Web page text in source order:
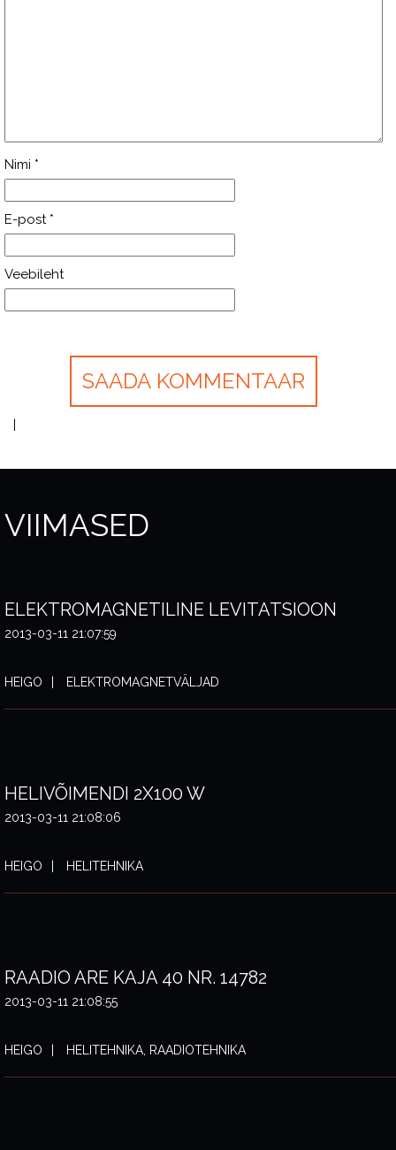
Nimi *
E-post *
Veebileht
VIIMASED
ELEKTROMAGNETILINE LEVITATSIOON
2013-03-11 21:07:59
HEIGO ELEKTROMAGNETVÄLJAD
HELIVÕIMENDI 2X100 W
2013-03-11 21:08:06
HEIGO HELITEHNIKA
RAADIO ARE KAJA 40 NR. 14782
2013-03-11 21:08:55
HEIGO HELITEHNIKA, RAADIOTEHNIKA